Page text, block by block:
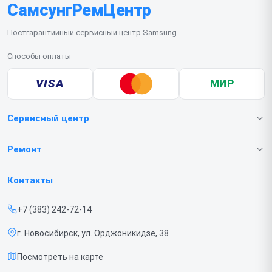
визитом мастера рекомендуем подготовить зону
для безопасного размещения экрана.
СамсунгРемЦентр
Постгарантийный сервисный центр Samsung
Способы оплаты
VISA МИР
Сервисный центр
О нашем сервисе
Срочный ремонт
Доставка и способы оплаты
Диагностика
Ремонт
Телефонов
Контакты
+7 (383) 242-72-14
г. Новосибирск, ул. Орджоникидзе, 38
Посмотреть на карте